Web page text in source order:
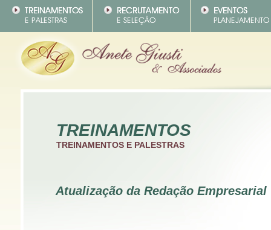
TREINAMENTOS
TREINAMENTOS E PALESTRAS
Atualização da Redação Empresarial